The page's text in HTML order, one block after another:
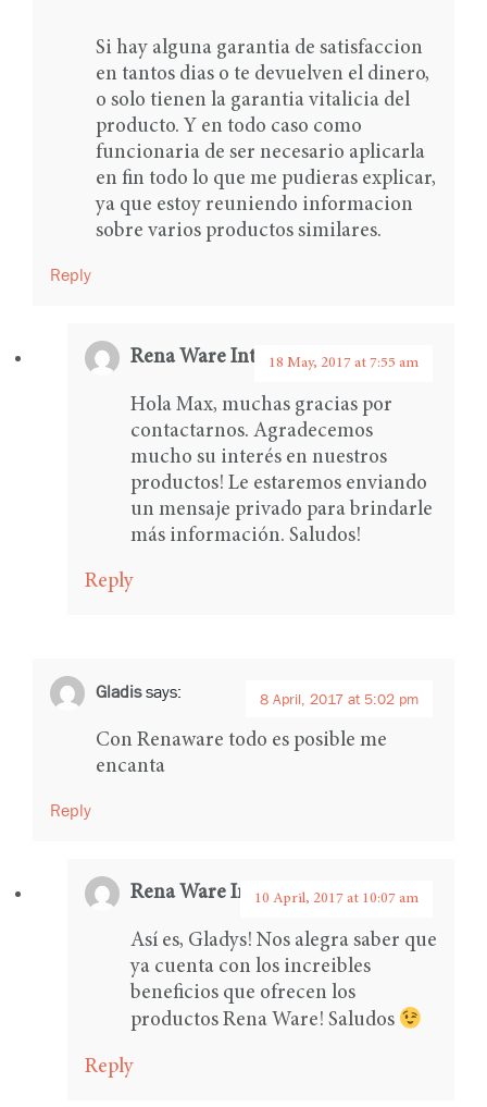
Si hay alguna garantia de satisfaccion
en tantos dias o te devuelven el dinero,
o solo tienen la garantia vitalicia del
producto. Y en todo caso como
funcionaria de ser necesario aplicarla
en fin todo lo que me pudieras explicar,
ya que estoy reuniendo informacion
sobre varios productos similares.
Reply
Rena Ware International says:
18 May, 2017 at 7:55 am
Hola Max, muchas gracias por
contactarnos. Agradecemos
mucho su interés en nuestros
productos! Le estaremos enviando
un mensaje privado para brindarle
más información. Saludos!
Reply
Gladissays: 8 April, 2017 at 5:02 pm
Con Renaware todo es posible me
encanta
Reply
Rena Ware International says:
10 April, 2017 at 10:07 am
Así es, Gladys! Nos alegra saber que
ya cuenta con los increibles
beneficios que ofrecen los
productos Rena Ware! Saludos
Reply